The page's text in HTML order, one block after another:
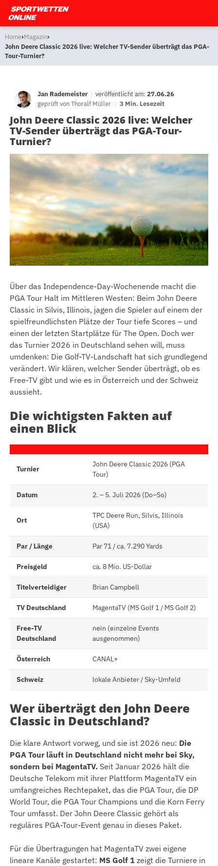
Home›Magazin›
John Deere Classic 2026 live: Welcher TV-Sender überträgt das PGA-
Tour-Turnier?
Jan Rademeister | veröffentlicht am: 27.06.26
geprüft vonThoralf Müller | 3 Min. Lesezeit
John Deere Classic 2026 live: Welcher
TV-Sender überträgt das PGA-Tour-
Turnier?
Über das Independence-Day-Wochenende macht die
PGA Tour Halt im Mittleren Westen: Beim John Deere
Classic in Silvis, Illinois, jagen die Spieler auf einem der
spielfreundlichsten Plätze der Tour tiefe Scores – und
einen der letzten Startplätze für The Open. Doch wer
das Turnier 2026 in Deutschland sehen will, muss
umdenken: Die Golf-TV-Landschaft hat sich grundlegend
verändert. Wir klären, welcher Sender überträgt, ob es
Free-TV gibt und wie es in Österreich und der Schweiz
aussieht.
Die wichtigsten Fakten auf
einen Blick
Turnier
John Deere Classic 2026 (PGA
Tour)
Datum 2. – 5. Juli 2026 (Do–So)
Ort
TPC Deere Run, Silvis, Illinois
(USA)
Par / Länge Par 71 / ca. 7.290 Yards
Preisgeld ca. 8 Mio. US-Dollar
Titelverteidiger Brian Campbell
TV Deutschland MagentaTV (MS Golf 1 / MS Golf 2)
Free-TV
Deutschland
nein (einzelne Events
ausgenommen)
Österreich CANAL+
Schweiz lokale Anbieter / Sky-Umfeld
Wer überträgt den John Deere
Classic in Deutschland?
Die klare Antwort vorweg, und sie ist 2026 neu: Die
PGA Tour läuft in Deutschland nicht mehr bei Sky,
sondern bei MagentaTV. Seit Januar 2026 hält die
Deutsche Telekom mit ihrer Plattform MagentaTV ein
umfangreiches Rechtepaket, das die PGA Tour, die DP
World Tour, die PGA Tour Champions und die Korn Ferry
Tour umfasst. Der John Deere Classic gehört als
reguläres PGA-Tour-Event genau in dieses Paket.
Für die Übertragungen hat MagentaTV zwei eigene
lineare Kanäle gestartet: MS Golf 1 zeigt die Turniere in